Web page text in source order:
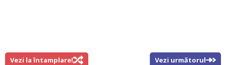
Vezi la întamplare! Vezi următorul